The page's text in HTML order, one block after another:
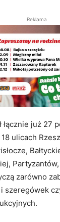
Reklama
łącznie już 27
ulicach
zarówno
szeregówek